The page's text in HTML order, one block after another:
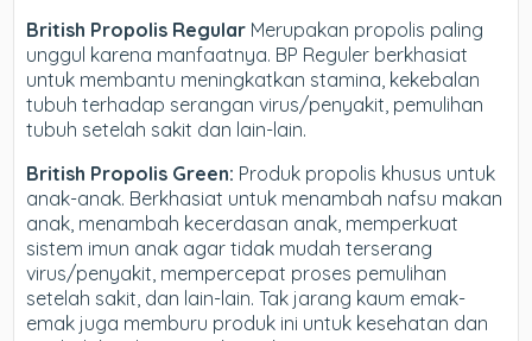
British Propolis Regular Merupakan propolis paling
unggul karena manfaatnya. BP Reguler berkhasiat
untuk membantu meningkatkan stamina, kekebalan
tubuh terhadap serangan virus/penyakit, pemulihan
tubuh setelah sakit dan lain-lain.
British Propolis Green: Produk propolis khusus untuk
anak-anak. Berkhasiat untuk menambah nafsu makan
anak, menambah kecerdasan anak, memperkuat
sistem imun anak agar tidak mudah terserang
virus/penyakit, mempercepat proses pemulihan
setelah sakit, dan lain-lain. Tak jarang kaum emak-
emak juga memburu produk ini untuk kesehatan dan